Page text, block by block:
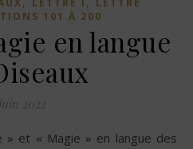
LETTRE I
LETTRE
101 À 200
en langue
2022